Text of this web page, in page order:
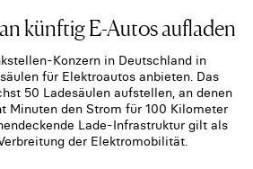
künftig E-Autos aufladen
Konzern in Deutschland in
für Elektroautos anbieten. Das
50 Ladesäulen aufstellen, an denen
Minuten den Strom für 100 Kilometer
Lade-Infrastruktur gilt als
der Elektromobilität.